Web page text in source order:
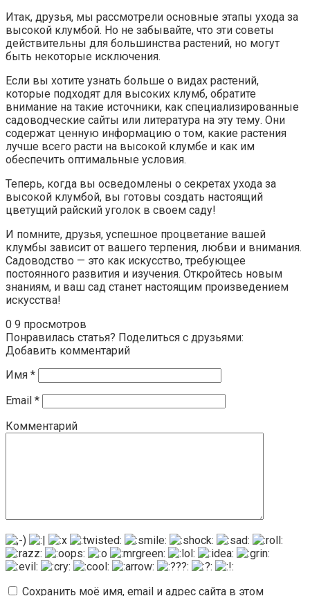
Итак, друзья, мы рассмотрели основные этапы ухода за
высокой клумбой. Но не забывайте, что эти советы
действительны для большинства растений, но могут
быть некоторые исключения.
Если вы хотите узнать больше о видах растений,
которые подходят для высоких клумб, обратите
внимание на такие источники, как специализированные
садоводческие сайты или литература на эту тему. Они
содержат ценную информацию о том, какие растения
лучше всего расти на высокой клумбе и как им
обеспечить оптимальные условия.
Теперь, когда вы осведомлены о секретах ухода за
высокой клумбой, вы готовы создать настоящий
цветущий райский уголок в своем саду!
И помните, друзья, успешное процветание вашей
клумбы зависит от вашего терпения, любви и внимания.
Садоводство — это как искусство, требующее
постоянного развития и изучения. Откройтесь новым
знаниям, и ваш сад станет настоящим произведением
искусства!
0 9 просмотров
Понравилась статья? Поделиться с друзьями:
Добавить комментарий
Имя *
Email *
Комментарий
Сохранить моё имя, email и адрес сайта в этом